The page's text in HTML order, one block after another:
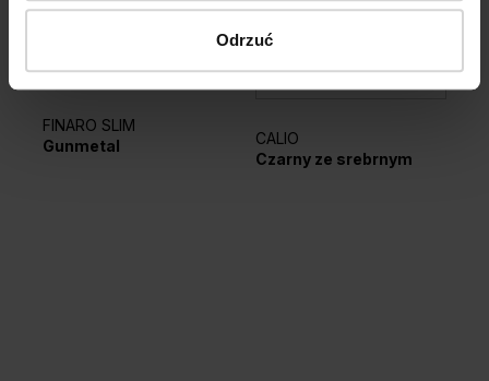
Odrzuć
FINARO SLIM
Gunmetal
CALIO
Czarny ze srebrnym